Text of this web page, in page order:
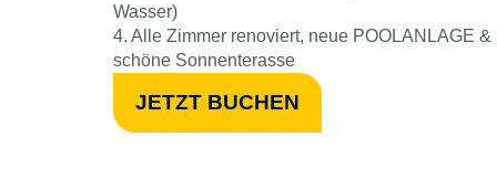
Wasser)
4. Alle Zimmer renoviert, neue POOLANLAGE &
schöne Sonnenterasse
JETZT BUCHEN